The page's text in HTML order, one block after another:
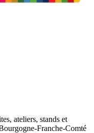
ateliers, stands et
Franche-Comté